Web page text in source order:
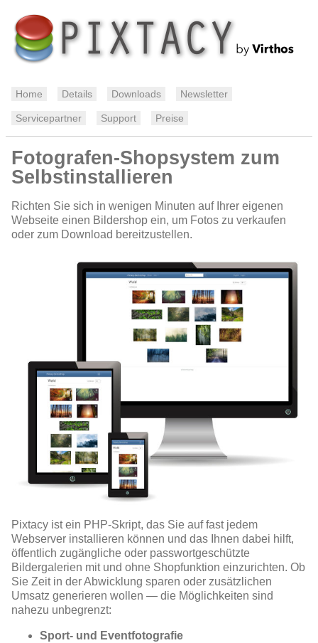
Home Details Downloads Newsletter
Servicepartner Support Preise
Fotografen-Shopsystem zum
Selbstinstallieren
Richten Sie sich in wenigen Minuten auf Ihrer eigenen
Webseite einen Bildershop ein, um Fotos zu verkaufen
oder zum Download bereitzustellen.
Pixtacy ist ein PHP-Skript, das Sie auf fast jedem
Webserver installieren können und das Ihnen dabei hilft,
öffentlich zugängliche oder passwortgeschützte
Bildergalerien mit und ohne Shopfunktion einzurichten. Ob
Sie Zeit in der Abwicklung sparen oder zusätzlichen
Umsatz generieren wollen — die Möglichkeiten sind
nahezu unbegrenzt:
Sport- und Eventfotografie